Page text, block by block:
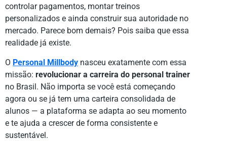
controlar pagamentos, montar treinos
personalizados e ainda construir sua autoridade no
mercado. Parece bom demais? Pois saiba que essa
realidade já existe.
O Personal Millbody nasceu exatamente com essa
missão: revolucionar a carreira do personal trainer
no Brasil. Não importa se você está começando
agora ou se já tem uma carteira consolidada de
alunos — a plataforma se adapta ao seu momento
e te ajuda a crescer de forma consistente e
sustentável.